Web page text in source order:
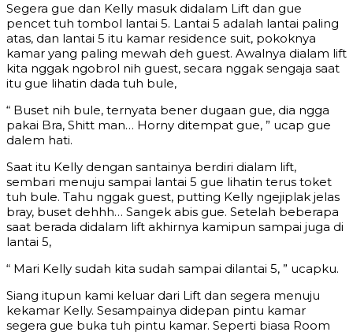
Segera gue dan Kelly masuk didalam Lift dan gue
pencet tuh tombol lantai 5. Lantai 5 adalah lantai paling
atas, dan lantai 5 itu kamar residence suit, pokoknya
kamar yang paling mewah deh guest. Awalnya dialam lift
kita nggak ngobrol nih guest, secara nggak sengaja saat
itu gue lihatin dada tuh bule,
“ Buset nih bule, ternyata bener dugaan gue, dia ngga
pakai Bra, Shitt man… Horny ditempat gue, ” ucap gue
dalem hati.
Saat itu Kelly dengan santainya berdiri dialam lift,
sembari menuju sampai lantai 5 gue lihatin terus toket
tuh bule. Tahu nggak guest, putting Kelly ngejiplak jelas
bray, buset dehhh… Sangek abis gue. Setelah beberapa
saat berada didalam lift akhirnya kamipun sampai juga di
lantai 5,
“ Mari Kelly sudah kita sudah sampai dilantai 5, ” ucapku.
Siang itupun kami keluar dari Lift dan segera menuju
kekamar Kelly. Sesampainya didepan pintu kamar
segera gue buka tuh pintu kamar. Seperti biasa Room